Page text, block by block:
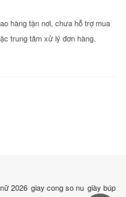
hàng tận nơi, chưa hỗ trợ mua
trung tâm xử lý đơn hàng.
2026 giay cong so nu giày búp